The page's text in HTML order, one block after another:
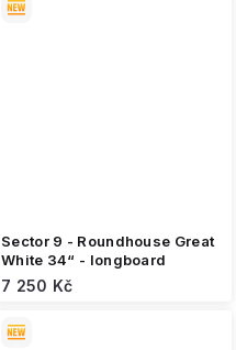
Sector 9 - Roundhouse Great
White 34“ - longboard
7 250 Kč